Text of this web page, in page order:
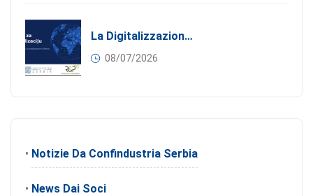
La Digitalizzazione Come Motore Dell’internazionalizzazione
08/07/2026
• Notizie Da Confindustria Serbia
• News Dai Soci